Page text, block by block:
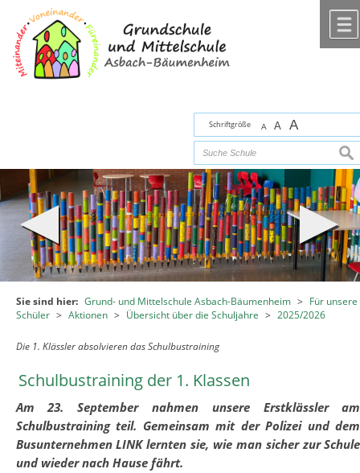
Zum Inhalt,
Schriftgröße A A A
Sie sind hier: Grund- und Mittelschule Asbach-Bäumenheim >
Für unsere
Schüler > Aktionen > Übersicht über die Schuljahre > 2025/2026
Die 1. Klässler absolvieren das Schulbustraining
Schulbustraining der 1. Klassen
Am 23. September nahmen unsere Erstklässler am
Schulbustraining teil. Gemeinsam mit der Polizei und dem
Busunternehmen LINK lernten sie, wie man sicher zur Schule
und wieder nach Hause fährt.